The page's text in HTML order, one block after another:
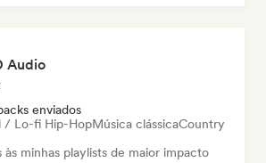
Audio
enviados
/ Lo-fi Hip-HopMúsica clássicaCountry
às minhas playlists de maior impacto